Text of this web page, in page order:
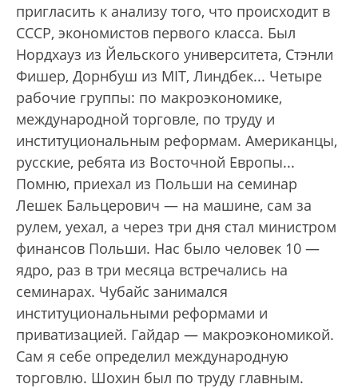
пригласить к анализу того, что происходит в
СССР, экономистов первого класса. Был
Нордхауз из Йельского университета, Стэнли
Фишер, Дорнбуш из MIT, Линдбек... Четыре
рабочие группы: по макроэкономике,
международной торговле, по труду и
институциональным реформам. Американцы,
русские, ребята из Восточной Европы...
Помню, приехал из Польши на семинар
Лешек Бальцерович — на машине, сам за
рулем, уехал, а через три дня стал министром
финансов Польши. Нас было человек 10 —
ядро, раз в три месяца встречались на
семинарах. Чубайс занимался
институциональными реформами и
приватизацией. Гайдар — макроэкономикой.
Сам я себе определил международную
торговлю. Шохин был по труду главным.